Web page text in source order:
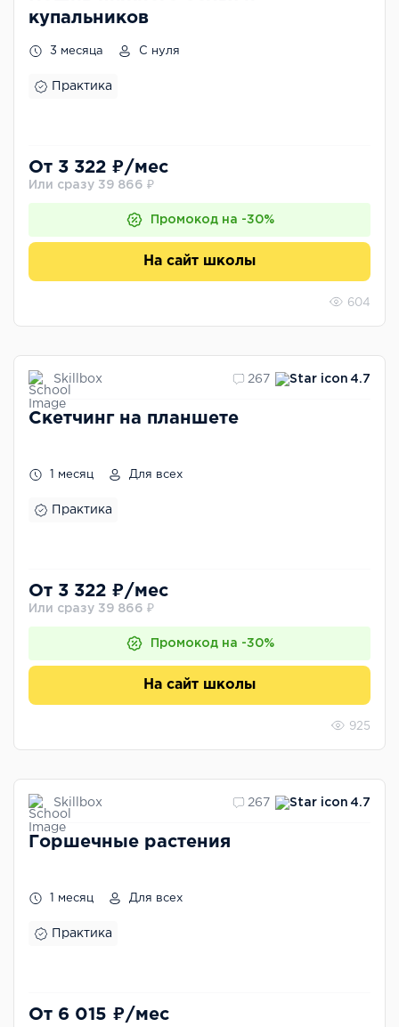
купальников
3 месяца С нуля
Практика
От 3 322 ₽/мес
Или сразу 39 866 ₽
Промокод на -30%
На сайт школы
604
Skillbox 267 4.7
Скетчинг на планшете
1 месяц Для всех
Практика
От 3 322 ₽/мес
Или сразу 39 866 ₽
Промокод на -30%
На сайт школы
925
Skillbox 267 4.7
Горшечные растения
1 месяц Для всех
Практика
От 6 015 ₽/мес